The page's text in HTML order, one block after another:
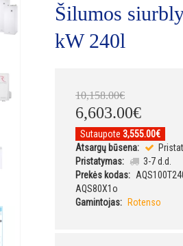
Šilumos
kW 240l
10,158.00€
6,603.00€
Sutaupote 3,555.00€
Atsargų būsena:
Pristatymas:
3-7 d.d.
Prekės kodas:
AQS80X1o
Gamintojas:
Rotenso